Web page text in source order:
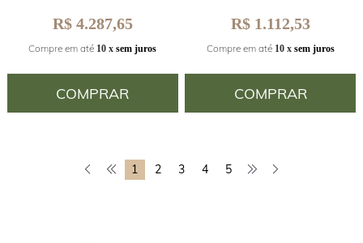
R$ 4.287,65
Compre em até 10 x sem juros
COMPRAR
R$ 1.112,53
Compre em até 10 x sem juros
COMPRAR
1 2 3 4 5